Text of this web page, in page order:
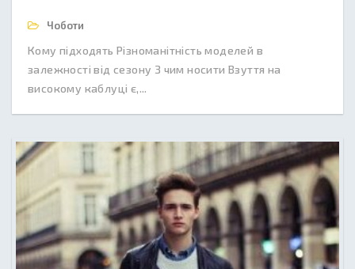
Чоботи
Кому підходять Різноманітність моделей в
залежності від сезону З чим носити Взуття на
високому каблуці є,...